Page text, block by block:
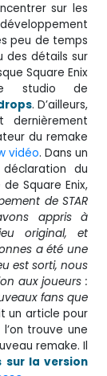
sur les
peu de temps
des détails sur
Square Enix
studio de
. D’ailleurs,
du remake
vidéo. Dans un
du
Square Enix,
de STAR
appris à
original, et
a été une
est sorti, nous
aux joueurs :
fans que
un article pour
trouve une
remake. Il
la version